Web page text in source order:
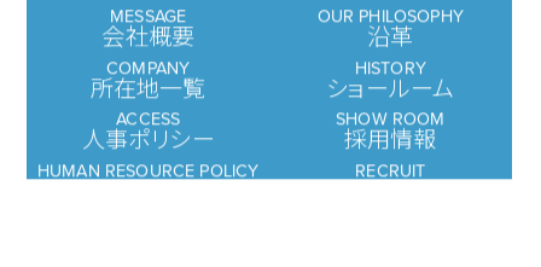
MESSAGE OUR PHILOSOPHY
会社概要
COMPANY
沿革
HISTORY
所在地一覧
ACCESS
ショールーム
SHOW ROOM
人事ポリシー
HUMAN RESOURCE POLICY
採用情報
RECRUIT